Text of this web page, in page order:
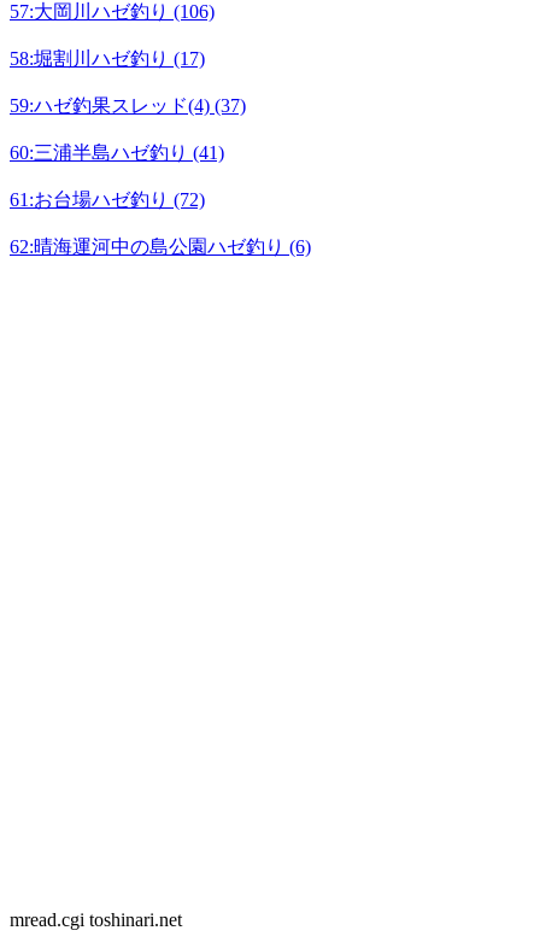
57:大岡川ハゼ釣り (106)
58:堀割川ハゼ釣り (17)
59:ハゼ釣果スレッド(4) (37)
60:三浦半島ハゼ釣り (41)
61:お台場ハゼ釣り (72)
62:晴海運河中の島公園ハゼ釣り (6)
mread.cgi toshinari.net